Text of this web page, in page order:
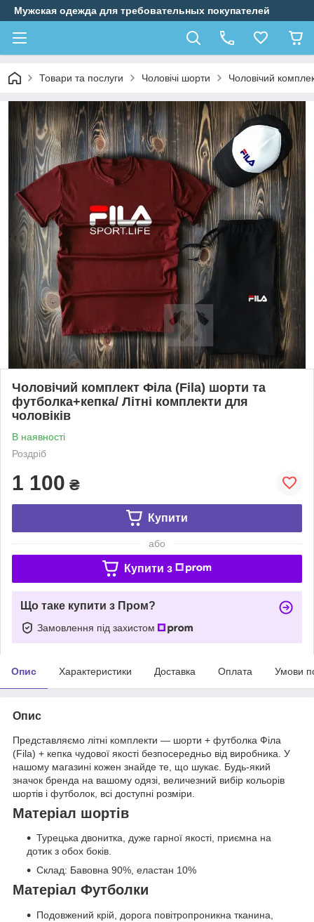
Мужская одежда для требовательных покупателей
Товари та послуги Чоловічі шорти Чоловічий
Чоловічий комплект Філа (Fila) шорти та
футболка+кепка/ Літні комплекти для
чоловіків
В наявності
Роздріб
1 100 ₴
Купити
або
Купити з
Що таке купити з Пром?
Замовлення під захистом
Опис Характеристики Доставка Оплата Умови
Опис
Представляємо літні комплекти — шорти + футболка Філа
(Fila) + кепка чудової якості безпосередньо від виробника. У
нашому магазині кожен знайде те, що шукає. Будь-який
значок бренда на вашому одязі, величезний вибір кольорів
шортів і футболок, всі доступні розміри.
Матеріал шортів
Турецька двонитка, дуже гарної якості, приємна на
дотик з обох боків.
Склад: Бавовна 90%, еластан 10%
Матеріал Футболки
Подовжений крій, дорога повітропроникна тканина,